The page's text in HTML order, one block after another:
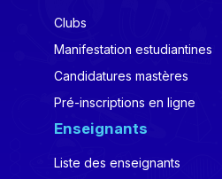
Clubs
Manifestation estudiantines
Candidatures mastères
Pré-inscriptions en ligne
Enseignants
Liste des enseignants